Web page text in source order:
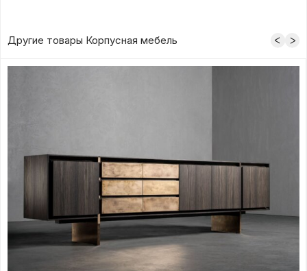
Другие товары Корпусная мебель